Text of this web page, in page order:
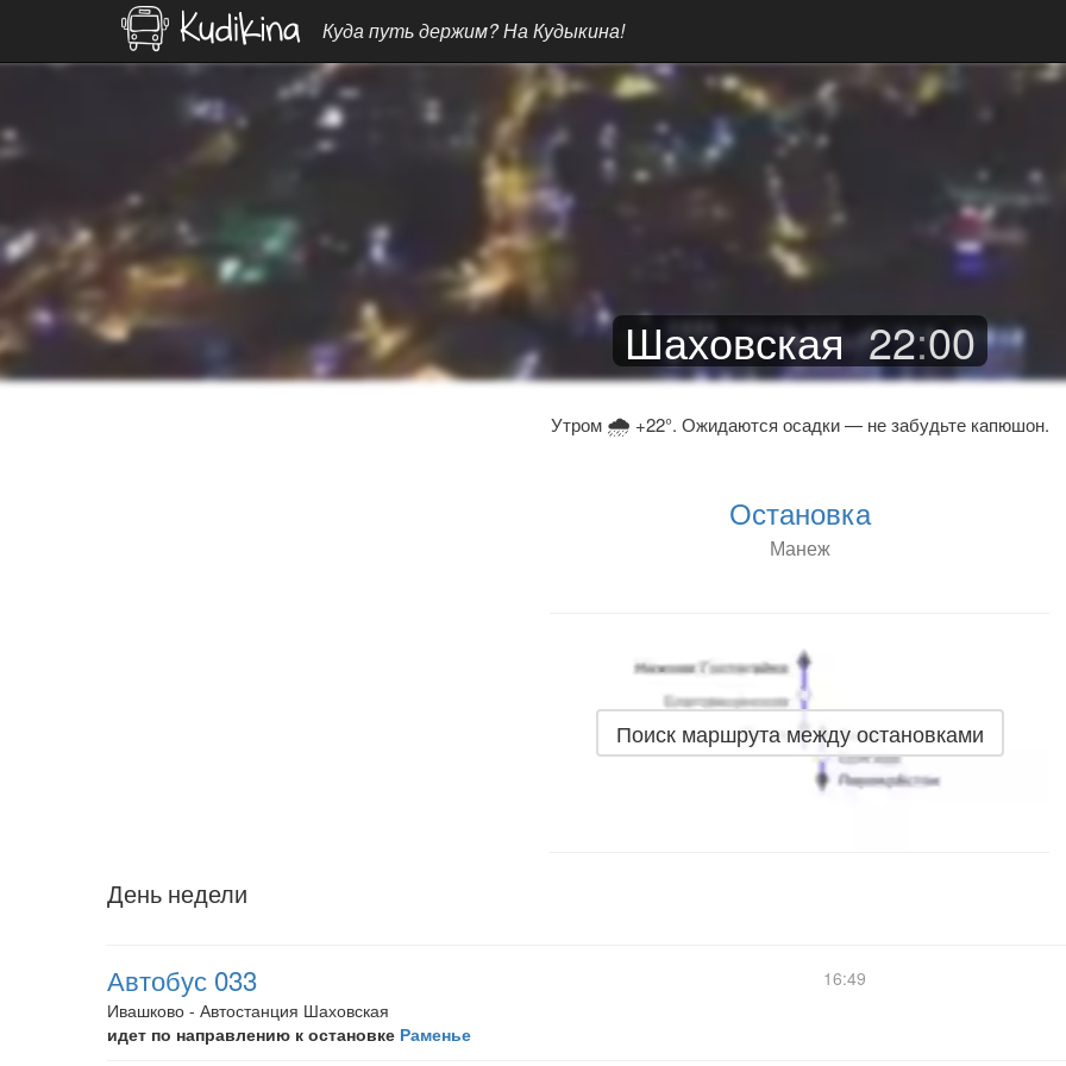
Куда путь держим? На Кудыкина!
Шаховская 22:00
Утром 🌧 +22°. Ожидаются осадки — не забудьте капюшон.
Остановка
Манеж
Поиск маршрута между остановками
День недели
Автобус 033
Ивашково - Автостанция Шаховская
идет по направлению к остановке Раменье
16:49